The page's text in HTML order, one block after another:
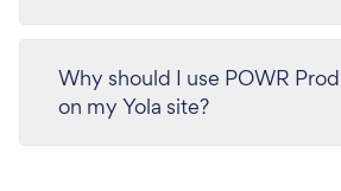
Why should I use POWR
on my Yola site?